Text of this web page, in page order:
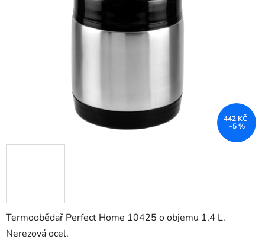
Termoobědař Perfect Home 10425 o objemu 1,4 L.
Nerezová ocel.
442 KČ
–5 %